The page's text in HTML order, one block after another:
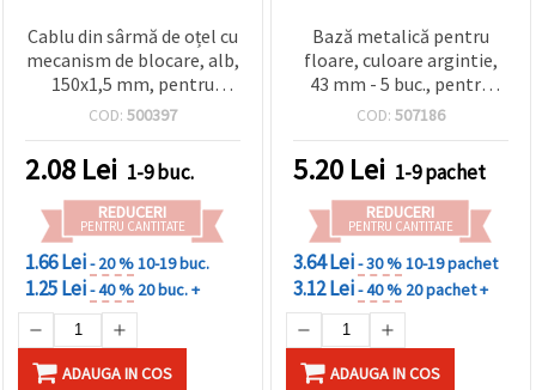
Cablu din sârmă de oțel cu
mecanism de blocare, alb,
150x1,5 mm, pentru
hobby și handmade
COD: 500397
2.08 Lei 1-9 buc.
REDUCERI
PENTRU CANTITATE
1.66 Lei- 20 %10-19 buc.
1.25 Lei- 40 % 20 buc. +
ADAUGA IN COS
Bază metalică pentru
floare, culoare argintie,
43 mm - 5 buc., pentru
bijuterii handmade
COD: 507186
5.20 Lei 1-9 pachet
REDUCERI
PENTRU CANTITATE
3.64 Lei- 30 %10-19 pachet
3.12 Lei- 40 % 20 pachet +
ADAUGA IN COS